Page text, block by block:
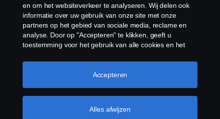
Cookies
Voorbehouden. Scania Nederland B.V. Postbus
en om het websiteverkeer te analyseren. Wij delen ook
informatie over uw gebruik van onze site met onze
partners op het gebied van sociale media, reclame en
analyse. Door op "Accepteren" te klikken, geeft u
toestemming voor het gebruik van alle cookies en het
door op "Cookie Instellingen" te klikken en de
categorieën te selecteren die u wilt accepteren. Voor een
Meer informatie over uw privacy
Alles afwijzen
Accepteren